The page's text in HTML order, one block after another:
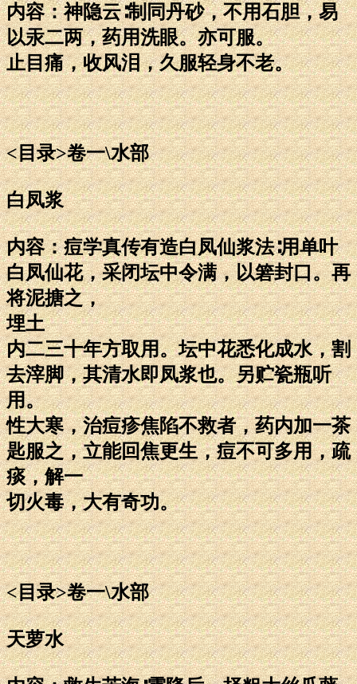
内容：神隐云∶制同丹砂，不用石胆，易
以汞二两，药用洗眼。亦可服。
止目痛，收风泪，久服轻身不老。
<目录>卷一\水部
白凤浆
内容：痘学真传有造白凤仙浆法∶用单叶
白凤仙花，采闭坛中令满，以箬封口。再
将泥搪之，
埋土
内二三十年方取用。坛中花悉化成水，割
去滓脚，其清水即凤浆也。另贮瓷瓶听
用。
性大寒，治痘疹焦陷不救者，药内加一茶
匙服之，立能回焦更生，痘不可多用，疏
痰，解一
切火毒，大有奇功。
<目录>卷一\水部
天萝水